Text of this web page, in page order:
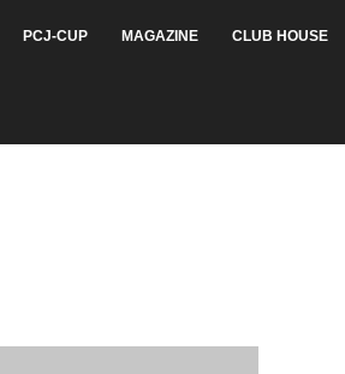
PCJ-CUP MAGAZINE CLUB HOUSE